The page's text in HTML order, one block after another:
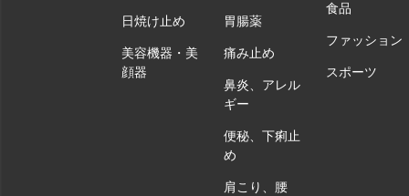
日焼け止め
美容機器・美
顔器
胃腸薬
痛み止め
鼻炎、アレル
ギー
便秘、下痢止
め
肩こり、腰
食品
ファッション
スポーツ